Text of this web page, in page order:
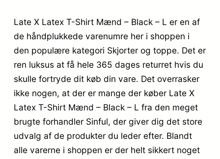
Late X Latex T-Shirt Mænd – Black – L er en af
de håndplukkede varenumre her i shoppen i
den populære kategori Skjorter og toppe. Det er
ren luksus at få hele 365 dages returret hvis du
skulle fortryde dit køb din vare. Det overrasker
ikke nogen, at der er mange der køber Late X
Latex T-Shirt Mænd – Black – L fra den meget
brugte forhandler Sinful, der giver dig det store
udvalg af de produkter du leder efter. Blandt
alle varerne i shoppen er der helt sikkert noget